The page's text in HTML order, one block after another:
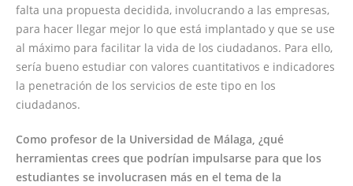
falta una propuesta decidida, involucrando a las empresas,
para hacer llegar mejor lo que está implantado y que se use
al máximo para facilitar la vida de los ciudadanos. Para ello,
sería bueno estudiar con valores cuantitativos e indicadores
la penetración de los servicios de este tipo en los
ciudadanos.
Como profesor de la Universidad de Málaga, ¿qué
herramientas crees que podrían impulsarse para que los
estudiantes se involucrasen más en el tema de la